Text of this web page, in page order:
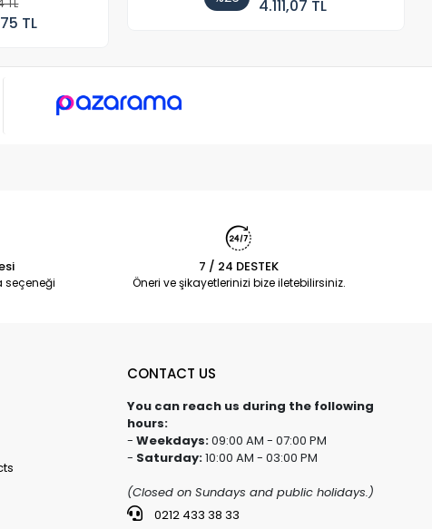
TL
TL
4.111,07 TL
seçeneği
7 / 24 DESTEK
Öneri ve şikayetlerinizi bize iletebilirsiniz.
CONTACT US
You can reach us during the following
hours:
- Weekdays:09:00 AM - 07:00 PM
- Saturday:10:00 AM - 03:00 PM
(Closed on Sundays and public holidays.)
0212 433 38 33